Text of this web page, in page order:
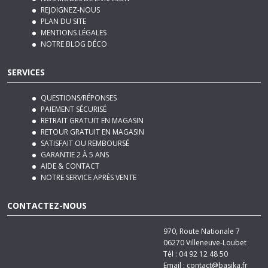
REJOIGNEZ-NOUS
PLAN DU SITE
MENTIONS LÉGALES
NOTRE BLOG DÉCO
SERVICES
QUESTIONS/RÉPONSES
PAIEMENT SÉCURISÉ
RETRAIT GRATUIT EN MAGASIN
RETOUR GRATUIT EN MAGASIN
SATISFAIT OU REMBOURSÉ
GARANTIE 2 À 5 ANS
AIDE & CONTACT
NOTRE SERVICE APRÈS VENTE
CONTACTEZ-NOUS
970, Route Nationale 7
06270Villeneuve-Loubet
Tél : 04 92 12 48 50
Email : contact@basika.fr